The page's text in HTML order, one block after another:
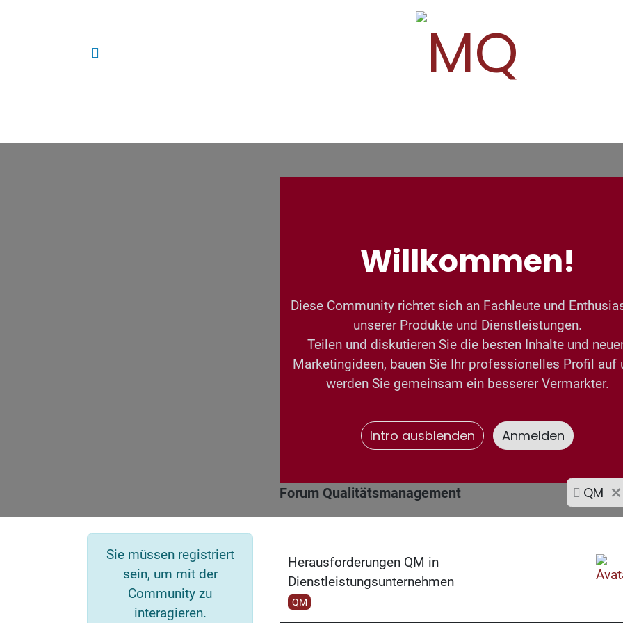
Willkommen!
Diese Community richtet sich an Fachleute und
unserer Produkte und Dienstleistungen.
Teilen und diskutieren Sie die besten Inhalte und
Marketingideen, bauen Sie Ihr professionelles Profil auf
werden Sie gemeinsam ein besserer Vermarkter.
Intro ausblenden Anmelden
Sie müssen registriert
sein, um mit der
Community zu
interagieren.
Forum Qualitätsmanagement QM
Herausforderungen QM in
Dienstleistungsunternehmen
QM